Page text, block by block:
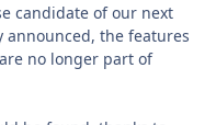
candidate of our next
announced, the features
are no longer part of